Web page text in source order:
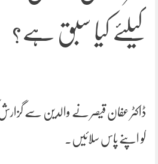
کیلئے کیا سبق ہے؟
ڈاکٹر عفان قیصر نے والدین سے
کو اپنے پاس سلائیں۔